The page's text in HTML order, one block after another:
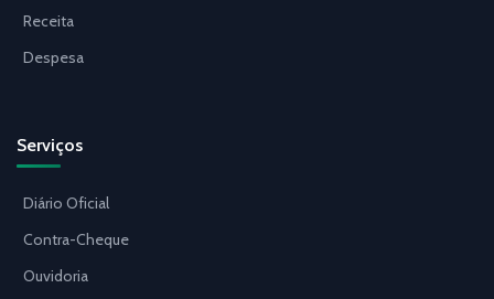
Receita
Despesa
Serviços
Diário Oficial
Contra-Cheque
Ouvidoria